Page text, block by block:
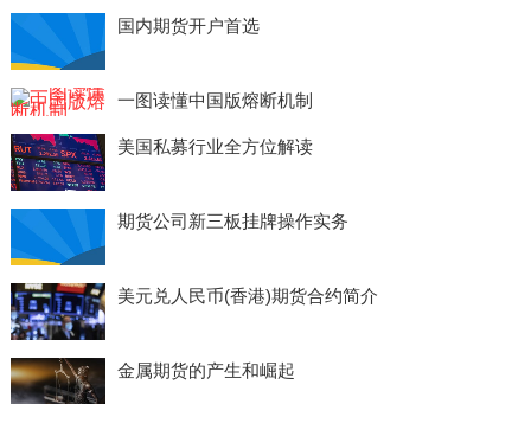
国内期货开户首选
一图读懂中国版熔断机制
美国私募行业全方位解读
期货公司新三板挂牌操作实务
美元兑人民币(香港)期货合约简介
金属期货的产生和崛起